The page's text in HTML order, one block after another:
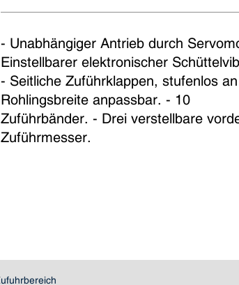
- Unabhängiger Antrieb durch
Einstellbarer elektronischer
- Seitliche Zuführklappen, stufenlos
Rohlingsbreite anpassbar. - 10
Zuführbänder. - Drei verstellbare
Zuführmesser.